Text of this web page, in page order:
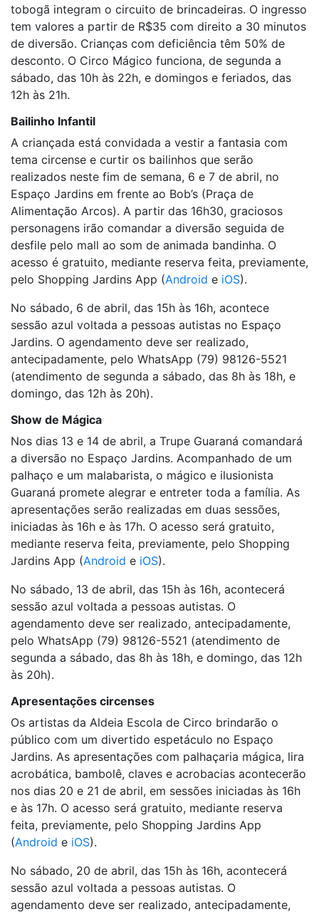
tobogã integram o circuito de brincadeiras. O ingresso
tem valores a partir de R$35 com direito a 30 minutos
de diversão. Crianças com deficiência têm 50% de
desconto. O Circo Mágico funciona, de segunda a
sábado, das 10h às 22h, e domingos e feriados, das
12h às 21h.
Bailinho Infantil
A criançada está convidada a vestir a fantasia com
tema circense e curtir os bailinhos que serão
realizados neste fim de semana, 6 e 7 de abril, no
Espaço Jardins em frente ao Bob’s (Praça de
Alimentação Arcos). A partir das 16h30, graciosos
personagens irão comandar a diversão seguida de
desfile pelo mall ao som de animada bandinha. O
acesso é gratuito, mediante reserva feita, previamente,
pelo Shopping Jardins App (Android e iOS).
No sábado, 6 de abril, das 15h às 16h, acontece
sessão azul voltada a pessoas autistas no Espaço
Jardins. O agendamento deve ser realizado,
antecipadamente, pelo WhatsApp (79) 98126-5521
(atendimento de segunda a sábado, das 8h às 18h, e
domingo, das 12h às 20h).
Show de Mágica
Nos dias 13 e 14 de abril, a Trupe Guaraná comandará
a diversão no Espaço Jardins. Acompanhado de um
palhaço e um malabarista, o mágico e ilusionista
Guaraná promete alegrar e entreter toda a família. As
apresentações serão realizadas em duas sessões,
iniciadas às 16h e às 17h. O acesso será gratuito,
mediante reserva feita, previamente, pelo Shopping
Jardins App (Android e iOS).
No sábado, 13 de abril, das 15h às 16h, acontecerá
sessão azul voltada a pessoas autistas. O
agendamento deve ser realizado, antecipadamente,
pelo WhatsApp (79) 98126-5521 (atendimento de
segunda a sábado, das 8h às 18h, e domingo, das 12h
às 20h).
Apresentações circenses
Os artistas da Aldeia Escola de Circo brindarão o
público com um divertido espetáculo no Espaço
Jardins. As apresentações com palhaçaria mágica, lira
acrobática, bambolê, claves e acrobacias acontecerão
nos dias 20 e 21 de abril, em sessões iniciadas às 16h
e às 17h. O acesso será gratuito, mediante reserva
feita, previamente, pelo Shopping Jardins App
(Android e iOS).
No sábado, 20 de abril, das 15h às 16h, acontecerá
sessão azul voltada a pessoas autistas. O
agendamento deve ser realizado, antecipadamente,